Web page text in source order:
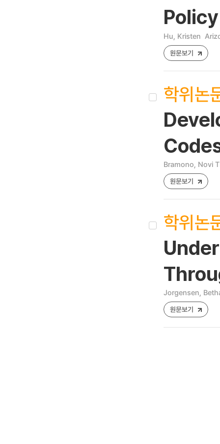
Hu, Kristen
원문보기
학위논
Bramono, Novi
원문보기
학위논
Jorgensen,
원문보기